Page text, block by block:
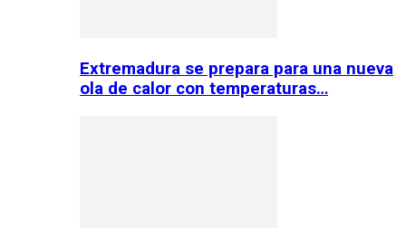
Extremadura se prepara para una nueva
ola de calor con temperaturas…